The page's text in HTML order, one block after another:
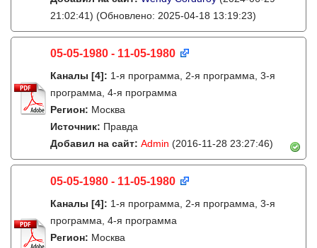
21:02:41) (Обновлено: 2025-04-18 13:19:23)
05-05-1980 - 11-05-1980
Каналы [4]: 1-я программа, 2-я программа, 3-я
программа, 4-я программа
Регион: Москва
Источник: Правда
Добавил на сайт: Admin (2016-11-28 23:27:46)
05-05-1980 - 11-05-1980
Каналы [4]: 1-я программа, 2-я программа, 3-я
программа, 4-я программа
Регион: Москва